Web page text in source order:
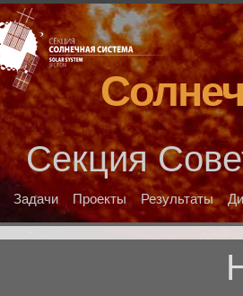
Секция
Задачи Проекты Результаты